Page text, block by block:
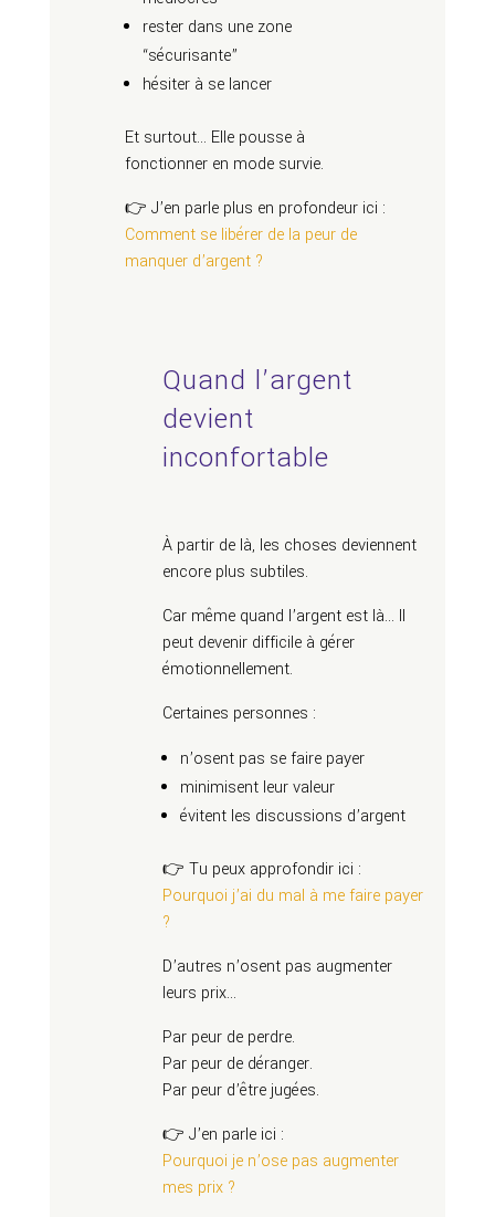
rester dans une zone
“sécurisante”
hésiter à se lancer
Et surtout… Elle pousse à
fonctionner en mode survie.
👉 J’en parle plus en profondeur ici :
Comment se libérer de la peur de
manquer d’argent ?
Quand l’argent
devient
inconfortable
À partir de là, les choses deviennent
encore plus subtiles.
Car même quand l’argent est là… Il
peut devenir difficile à gérer
émotionnellement.
Certaines personnes :
n’osent pas se faire payer
minimisent leur valeur
évitent les discussions d’argent
👉 Tu peux approfondir ici :
Pourquoi j’ai du mal à me faire payer
?
D’autres n’osent pas augmenter
leurs prix…
Par peur de perdre.
Par peur de déranger.
Par peur d’être jugées.
👉 J’en parle ici :
Pourquoi je n’ose pas augmenter
mes prix ?